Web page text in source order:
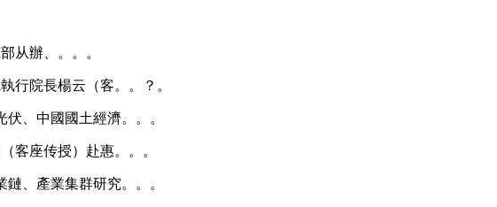
从辦、。。。
院長楊云（客。。？。
、中國國土經濟。。。
客座传授）赴惠。。。
、產業集群研究。。。